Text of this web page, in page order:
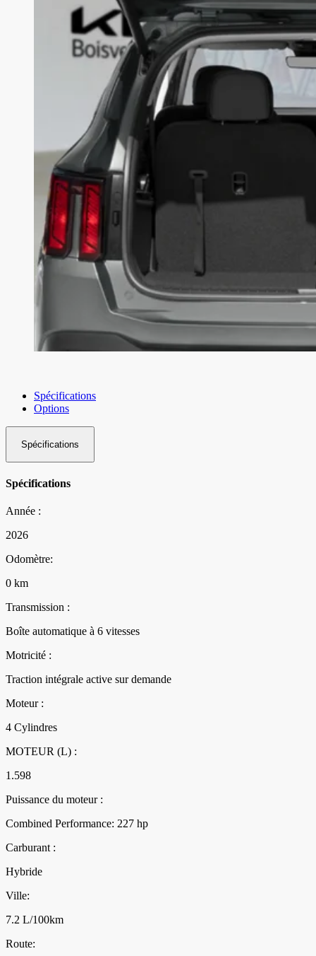
Spécifications
Options
Spécifications
Spécifications
Année :
2026
Odomètre:
0 km
Transmission :
Boîte automatique à 6 vitesses
Motricité :
Traction intégrale active sur demande
Moteur :
4 Cylindres
MOTEUR (L) :
1.598
Puissance du moteur :
Combined Performance: 227 hp
Carburant :
Hybride
Ville:
7.2 L/100km
Route: